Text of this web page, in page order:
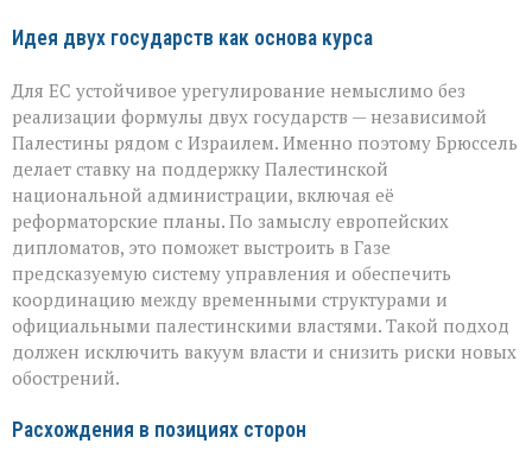
Идея двух государств как основа курса
Для ЕС устойчивое урегулирование немыслимо без
реализации формулы двух государств — независимой
Палестины рядом с Израилем. Именно поэтому Брюссель
делает ставку на поддержку Палестинской
национальной администрации, включая её
реформаторские планы. По замыслу европейских
дипломатов, это поможет выстроить в Газе
предсказуемую систему управления и обеспечить
координацию между временными структурами и
официальными палестинскими властями. Такой подход
должен исключить вакуум власти и снизить риски новых
обострений.
Расхождения в позициях сторон